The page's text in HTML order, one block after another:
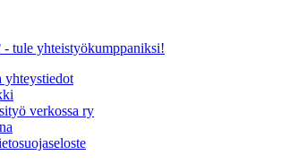
- tule yhteistyökumppaniksi!
yhteystiedot
verkossa ry